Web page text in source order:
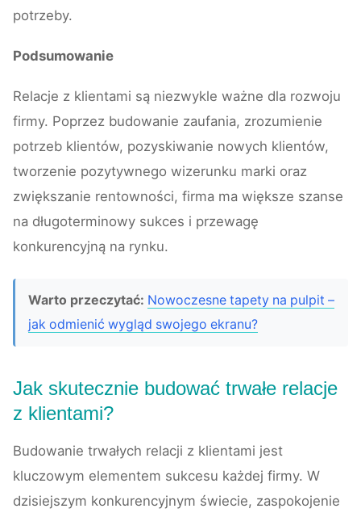
potrzeby.
Podsumowanie
Relacje z klientami są niezwykle ważne dla rozwoju
firmy. Poprzez budowanie zaufania, zrozumienie
potrzeb klientów, pozyskiwanie nowych klientów,
tworzenie pozytywnego wizerunku marki oraz
zwiększanie rentowności, firma ma większe szanse
na długoterminowy sukces i przewagę
konkurencyjną na rynku.
Warto przeczytać: Nowoczesne tapety na pulpit –
jak odmienić wygląd swojego ekranu?
Jak skutecznie budować trwałe relacje
z klientami?
Budowanie trwałych relacji z klientami jest
kluczowym elementem sukcesu każdej firmy. W
dzisiejszym konkurencyjnym świecie, zaspokojenie